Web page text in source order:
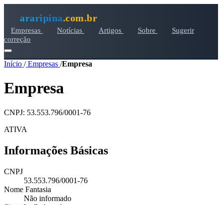
araripina.com.br
Empresas Notícias Artigos Sobre
Sugerir
correção
Início /Empresas /Empresa
Empresa
CNPJ: 53.553.796/0001-76
ATIVA
Informações Básicas
CNPJ
53.553.796/0001-76
Nome Fantasia
Não informado